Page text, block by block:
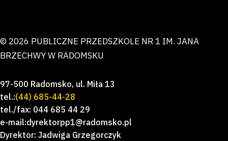
© 2026 PUBLICZNE PRZEDSZKOLE NR 1 IM. JANA
BRZECHWY W RADOMSKU
97-500 Radomsko, ul. Miła 13
tel.:(44) 685-44-28
tel./fax: 044 685 44 29
e-mail:dyrektorpp1@radomsko.pl
Dyrektor: Jadwiga Grzegorczyk